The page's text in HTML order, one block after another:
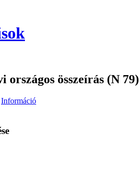
országos összeírás (N 79)
Információ